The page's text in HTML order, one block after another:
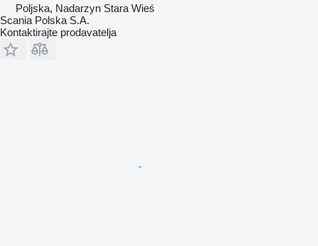
Poljska, Nadarzyn Stara Wieś
Scania Polska S.A.
Kontaktirajte prodavatelja